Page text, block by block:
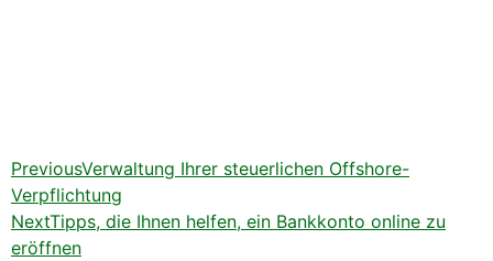
PreviousVerwaltung Ihrer steuerlichen Offshore-
Verpflichtung
NextTipps, die Ihnen helfen, ein Bankkonto online zu
eröffnen